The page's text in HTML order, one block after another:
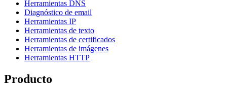
Herramientas DNS
Diagnóstico de email
Herramientas IP
Herramientas de texto
Herramientas de certificados
Herramientas de imágenes
Herramientas HTTP
Producto